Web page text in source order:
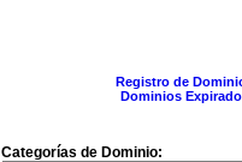
Registro de
Dominios
Categorías de Dominio: